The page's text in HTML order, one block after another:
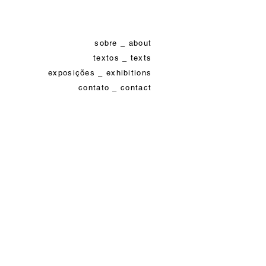
sobre _ about
textos _ texts
exposições _ exhibitions
contato _ contact